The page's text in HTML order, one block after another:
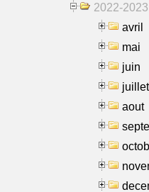
2022-2023
avril
mai
juin
juillet
aout